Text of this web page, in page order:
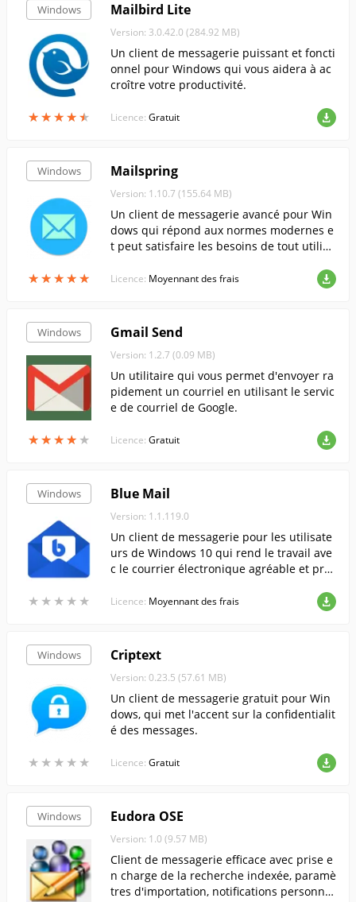
Windows
★★★★★
★★★★★
Mailbird Lite
Version: 3.0.42.0 (284.92 MB)
Un client de messagerie puissant et foncti
onnel pour Windows qui vous aidera à ac
croître votre productivité.
Licence: Gratuit
Windows
★★★★★
★★★★★
Mailspring
Version: 1.10.7 (155.64 MB)
Un client de messagerie avancé pour Win
dows qui répond aux normes modernes e
t peut satisfaire les besoins de tout utilisa
Licence: Moyennant des frais
Windows
★★★★ ★
★★★★ ★
Gmail Send
Version: 1.2.7 (0.09 MB)
Un utilitaire qui vous permet d'envoyer ra
pidement un courriel en utilisant le servic
e de courriel de Google.
Licence: Gratuit
Windows
★ ★ ★ ★ ★
★ ★ ★ ★ ★
Blue Mail
Version: 1.1.119.0
Un client de messagerie pour les utilisate
urs de Windows 10 qui rend le travail ave
c le courrier électronique agréable et prat
Licence: Moyennant des frais
Windows
★ ★ ★ ★ ★
★ ★ ★ ★ ★
Criptext
Version: 0.23.5 (57.61 MB)
Un client de messagerie gratuit pour Win
dows, qui met l'accent sur la confidentialit
é des messages.
Licence: Gratuit
Windows Eudora OSE
Version: 1.0 (9.57 MB)
Client de messagerie efficace avec prise e
n charge de la recherche indexée, paramè
tres d'importation, notifications personnal